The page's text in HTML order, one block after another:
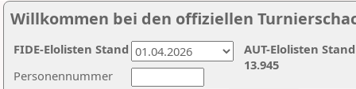
Willkommen bei den offiziellen
Personennummer
AUT-Elolisten
13.945
FIDE-Elolisten Stand